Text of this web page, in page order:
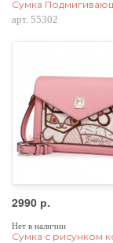
Сумка
арт. 55302
2990 р.
Нет в наличии
Сумка с рисунком